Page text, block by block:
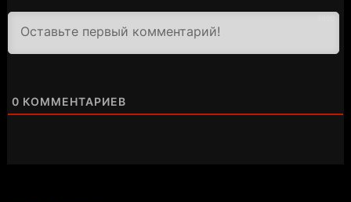
0 КОММЕНТАРИЕВ